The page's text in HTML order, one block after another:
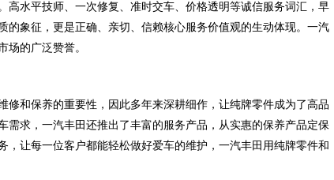
高水平技师、一次修复、准时交车、价格透明等诚信服务词汇，早
的象征，更是正确、亲切、信赖核心服务价值观的生动体现。一汽
场的广泛赞誉。
修和保养的重要性，因此多年来深耕细作，让纯牌零件成为了高品
需求，一汽丰田还推出了丰富的服务产品，从实惠的保养产品定保
，让每一位客户都能轻松做好爱车的维护，一汽丰田用纯牌零件和